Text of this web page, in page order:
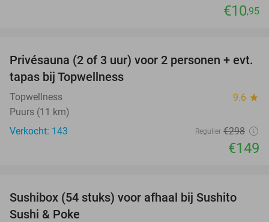
€10,95
50%
Privésauna (2 of 3 uur) voor 2 personen + evt.
tapas bij Topwellness
Topwellness 9.6 star
Puurs (11 km)
Verkocht: 143
Regulier €298
€149
44%
Sushibox (54 stuks) voor afhaal bij Sushito
Sushi & Poke